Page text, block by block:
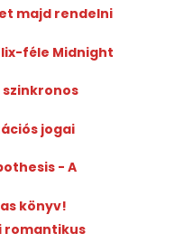
majd rendelni
féle Midnight
szinkronos
jogai
- A
könyv!
romantikus